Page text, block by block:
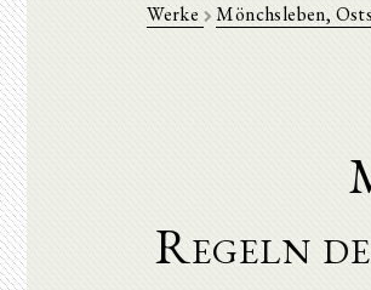
Werke Mönchsleben,
Regeln